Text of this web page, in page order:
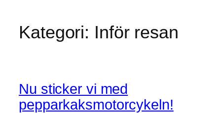
Kategori: Inför resan
Nu sticker vi med
pepparkaksmotorcykeln!